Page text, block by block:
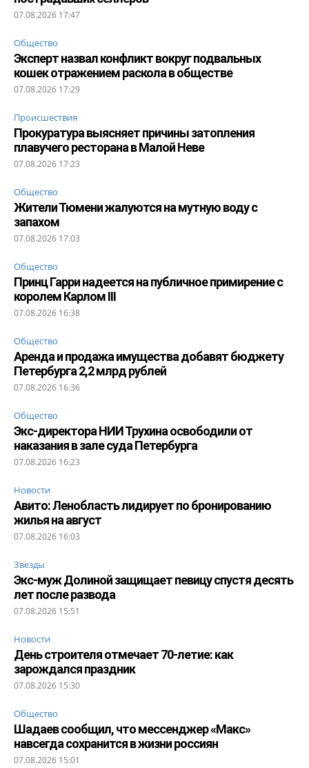
07.08.2026 17:47
Общество
Эксперт назвал конфликт вокруг подвальных
кошек отражением раскола в обществе
07.08.2026 17:29
Происшествия
Прокуратура выясняет причины затопления
плавучего ресторана в Малой Неве
07.08.2026 17:23
Общество
Жители Тюмени жалуются на мутную воду с
запахом
07.08.2026 17:03
Общество
Принц Гарри надеется на публичное примирение с
королем Карлом III
07.08.2026 16:38
Общество
Аренда и продажа имущества добавят бюджету
Петербурга 2,2 млрд рублей
07.08.2026 16:36
Общество
Экс-директора НИИ Трухина освободили от
наказания в зале суда Петербурга
07.08.2026 16:23
Новости
Авито: Ленобласть лидирует по бронированию
жилья на август
07.08.2026 16:03
Звезды
Экс-муж Долиной защищает певицу спустя десять
лет после развода
07.08.2026 15:51
Новости
День строителя отмечает 70-летие: как
зарождался праздник
07.08.2026 15:30
Общество
Шадаев сообщил, что мессенджер «Макс»
навсегда сохранится в жизни россиян
07.08.2026 15:01